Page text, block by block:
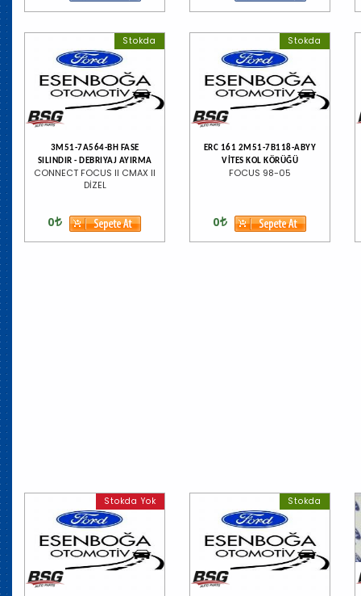
Stokda
3M51-7A564-BH FASE
SILINDIR - DEBRIYAJ AYIRMA
CONNECT FOCUS II CMAX II
DİZEL
0
Stokda
ERC 161 2M51-7B118-ABYY
VİTES KOL KÖRÜĞÜ
FOCUS 98-05
0
Stokda Yok Stokda